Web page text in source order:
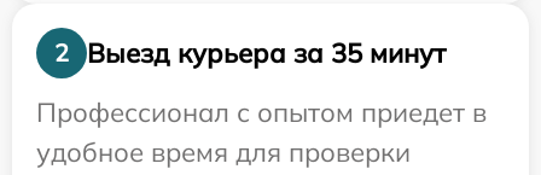
2
Выезд курьера за 35 минут
Профессионал с опытом приедет в
удобное время для проверки